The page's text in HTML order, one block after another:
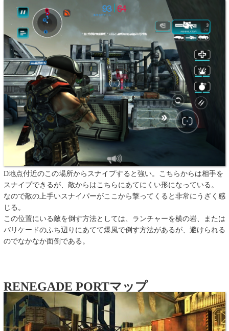
D地点付近のこの場所からスナイプすると強い。こちらからは相手を
スナイプできるが、敵からはこちらにあてにくい形になっている。
なので敵の上手いスナイパーがここから撃ってくると非常にうざく感
じる。
この位置にいる敵を倒す方法としては、ランチャーを横の岩、または
バリケードのふち辺りにあてて爆風で倒す方法があるが、避けられる
のでなかなか面倒である。
RENEGADE PORTマップ